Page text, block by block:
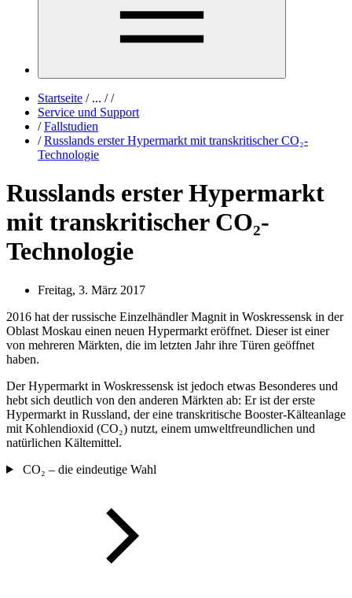
Startseite /... / /
Service und Support
/ Fallstudien
/ Russlands erster Hypermarkt mit transkritischer CO₂-
Technologie
Russlands erster Hypermarkt
mit transkritischer CO₂-
Technologie
Freitag, 3. März 2017
2016 hat der russische Einzelhändler Magnit in Woskressensk in der
Oblast Moskau einen neuen Hypermarkt eröffnet. Dieser ist einer
von mehreren Märkten, die im letzten Jahr ihre Türen geöffnet
haben.
Der Hypermarkt in Woskressensk ist jedoch etwas Besonderes und
hebt sich deutlich von den anderen Märkten ab: Er ist der erste
Hypermarkt in Russland, der eine transkritische Booster-Kälteanlage
mit Kohlendioxid (CO₂) nutzt, einem umweltfreundlichen und
natürlichen Kältemittel.
CO₂ – die eindeutige Wahl